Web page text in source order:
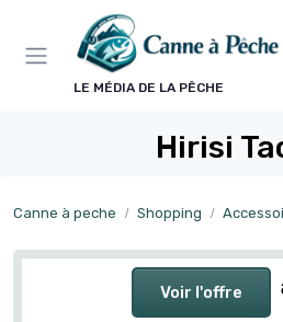
LE MÉDIA DE LA PÊCHE
Hirisi
Canne à peche Shopping
Voir l'offre
Panneau de gestion des cookies